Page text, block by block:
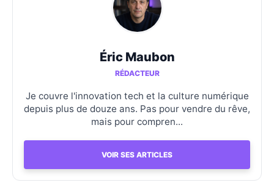
Éric Maubon
RÉDACTEUR
Je couvre l'innovation tech et la culture numérique
depuis plus de douze ans. Pas pour vendre du rêve,
mais pour compren...
VOIR SES ARTICLES